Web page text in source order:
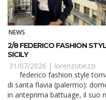
NEWS
2/8 FEDERICO FASHION
SICILY
31/07/2026 | lorenzotiezzi
di santa flavia (palermo):
in anteprima battuage, il suo